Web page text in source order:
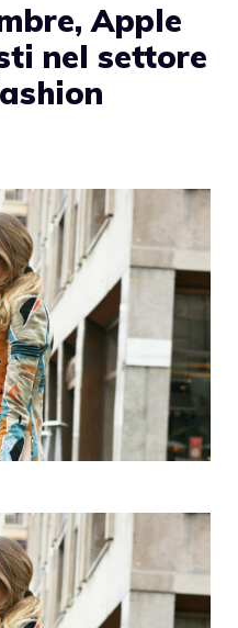
Apple
nel settore